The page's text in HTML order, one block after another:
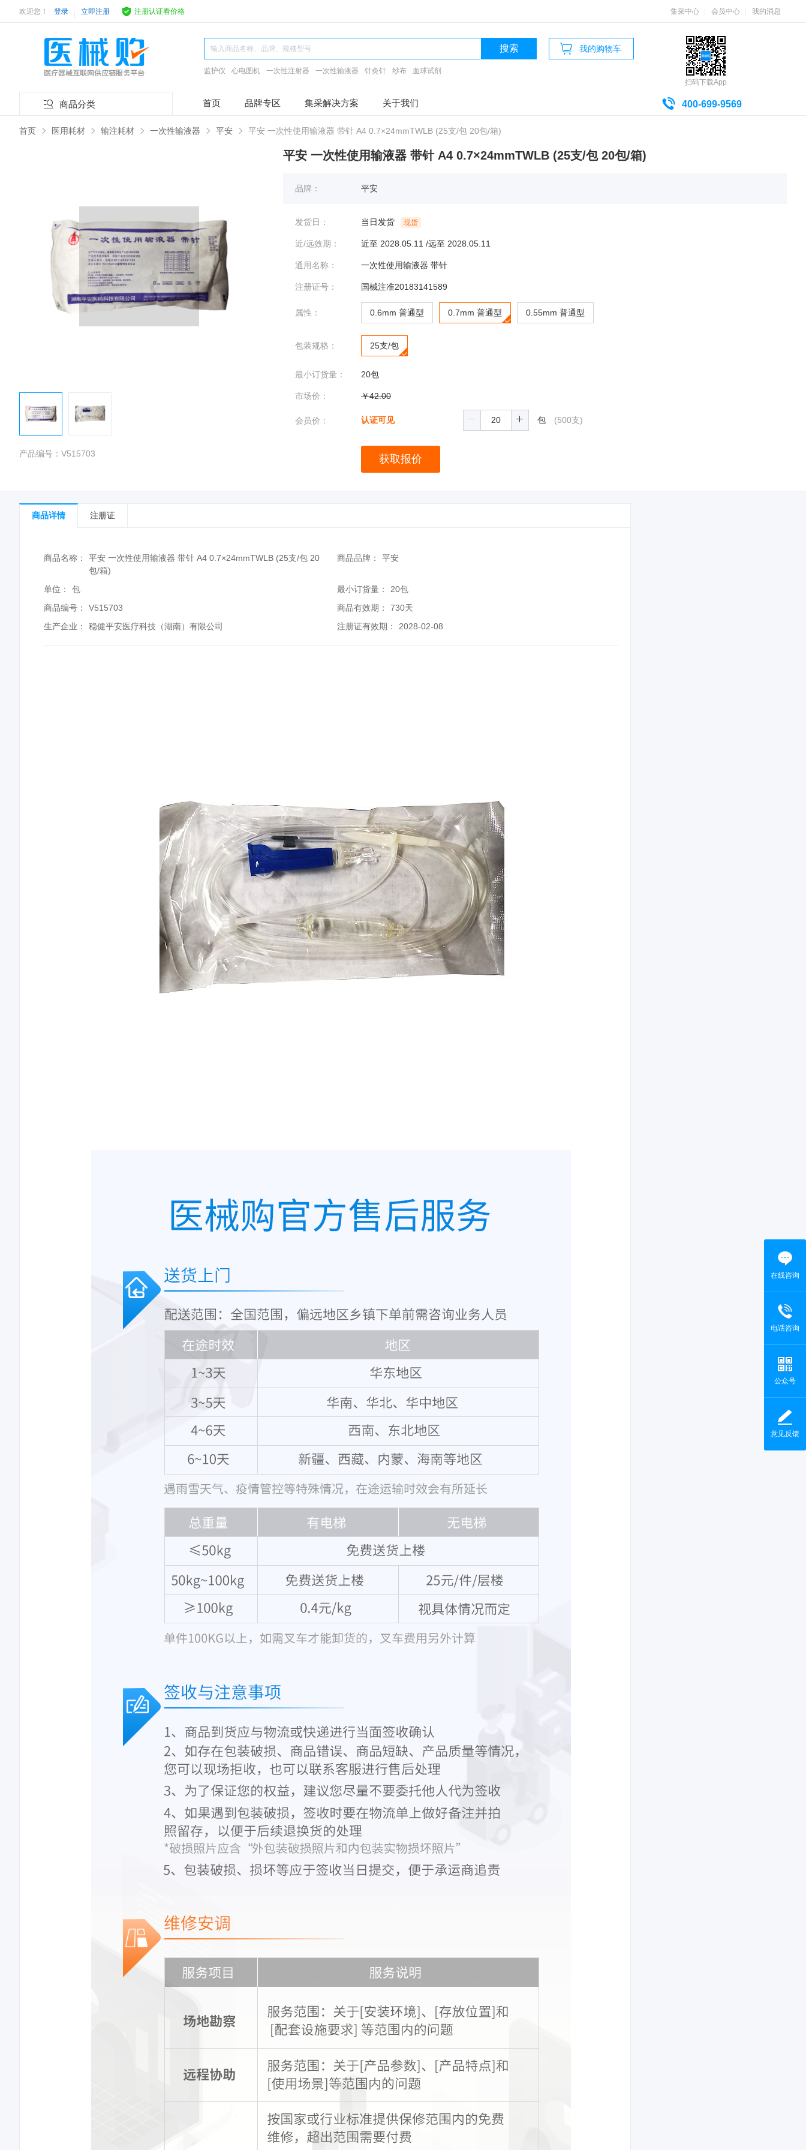
集采中心 会员中心 我的消息
欢迎您！ 登录 立即注册 注册认证看价格
搜索
监护仪 心电图机 一次性注射器 一次性输液器 针灸针 纱布 血球试剂
我的购物车
扫码下载App
商品分类 首页 品牌专区 集采解决方案 关于我们 400-699-9569
首页 医用耗材 输注耗材 一次性输液器 平安 平安 一次性使用输液器 带针 A4 0.7×24mmTWLB (25支/包 20包/箱)
产品编号： V515703
平安 一次性使用输液器 带针 A4 0.7×24mmTWLB (25支/包 20包/箱)
品牌： 平安
发货日： 当日发货 现货
近/远效期： 近至 2028.05.11 /远至 2028.05.11
通用名称： 一次性使用输液器 带针
注册证号： 国械注准20183141589
属性： 0.6mm 普通型 0.7mm 普通型 0.55mm 普通型
包装规格： 25支/包
最小订货量： 20包
市场价： ￥42.00
会员价： 认证可见 包 (500支)
获取报价
商品详情 注册证
商品名称：
平安 一次性使用输液器 带针 A4 0.7×24mmTWLB (25支/包 20
包/箱)
商品品牌： 平安
单位： 包 最小订货量：
20包
商品编号：
V515703 商品有效期：
730天
生产企业：
稳健平安医疗科技（湖南）有限公司 注册证有效期： 2028-02-08
在线咨询
电话咨询
公众号
意见反馈